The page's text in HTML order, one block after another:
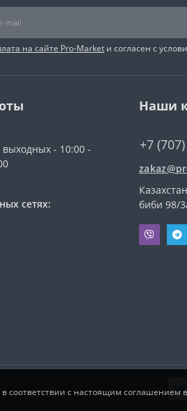
на сайте Pro-Market и согласен с
выходных - 10:00 -
сетях:
Наши
+7
биби 98/
соответствии с настоящим соглашением